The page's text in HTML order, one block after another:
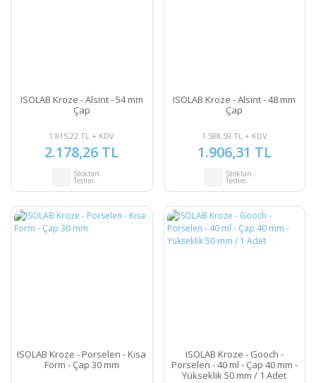
ISOLAB Kroze - Alsint - 54 mm
Çap
1.815,22 TL + KDV
2.178,26 TL
Stoktan
Teslim
ISOLAB Kroze - Alsint - 48 mm
Çap
1.588,59 TL + KDV
1.906,31 TL
Stoktan
Teslim
ISOLAB Kroze - Porselen - Kısa
Form - Çap 30 mm
ISOLAB Kroze - Gooch -
Porselen - 40 ml - Çap 40 mm -
Yükseklik 50 mm / 1 Adet